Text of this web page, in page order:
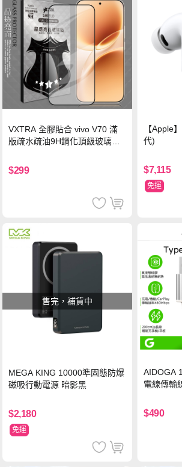
VXTRA 全膠貼合 vivo V70 滿
版疏水疏油9H鋼化頂級玻璃貼
$299
【Apple
代)
$7,115
免運
售完，補貨中
MEGA KING 10000準固態防爆
磁吸行動電源 暗影黑
$2,180
免運
AIDOGA
電線傳輸
$490